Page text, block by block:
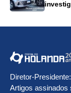
Diretor-
Artigos assinados